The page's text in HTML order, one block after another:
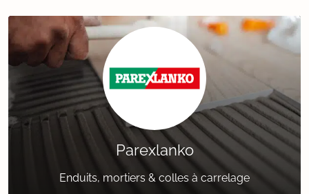
Parexlanko
Enduits, mortiers & colles à carrelage